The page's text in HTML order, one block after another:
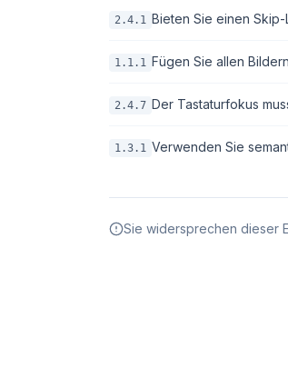
2.4.1 Bieten Sie einen
1.1.1 Fügen Sie allen
2.4.7 Der Tastaturfokus
1.3.1 Verwenden Sie
Sie widersprechen dieser